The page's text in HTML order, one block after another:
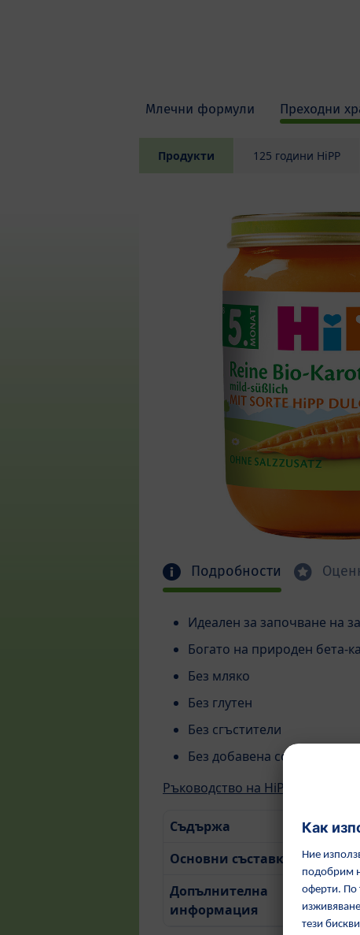
Млечни формули Преходни
Продукти 125 години HiPP
Подробности
Идеален за започване на
Богато на природен бета-
Без мляко
Без глутен
Без сгъстители
Без добавена сол
Ръководство на HiPP за покупки
Съдържа
125 г
Основни съставки
Допълнителна
информация
Виж